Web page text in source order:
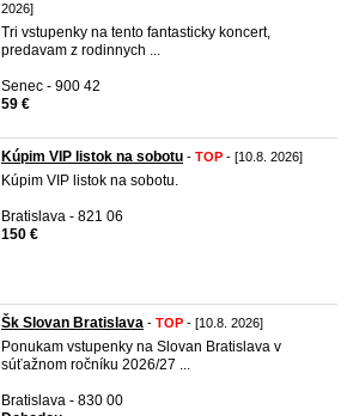
2026]
Tri vstupenky na tento fantasticky koncert,
predavam z rodinnych ...
Senec - 900 42
59 €
Kúpim VIP listok na sobotu - TOP - [10.8. 2026]
Kúpim VIP listok na sobotu.
Bratislava - 821 06
150 €
Šk Slovan Bratislava - TOP - [10.8. 2026]
Ponukam vstupenky na Slovan Bratislava v
súťažnom ročníku 2026/27 ...
Bratislava - 830 00